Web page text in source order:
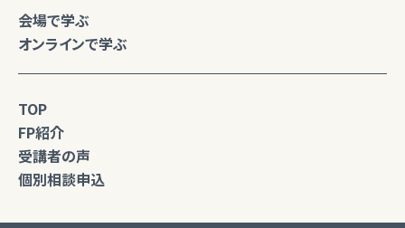
会場で学ぶ
オンラインで学ぶ
TOP
FP紹介
受講者の声
個別相談申込